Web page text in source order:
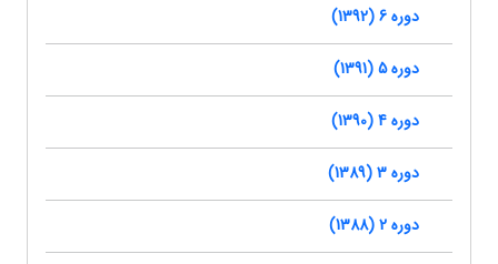
دوره 6 (1392)
دوره 5 (1391)
دوره 4 (1390)
دوره 3 (1389)
دوره 2 (1388)